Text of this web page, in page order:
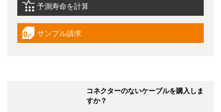
igus-icon-lebensdauerrechner
予測寿命を計算
igus-icon-gratismuster
サンプル請求
コネクターのないケーブルを購入しま
すか？